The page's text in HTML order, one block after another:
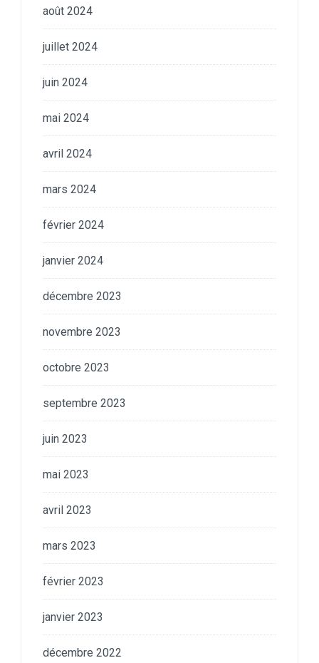
août 2024
juillet 2024
juin 2024
mai 2024
avril 2024
mars 2024
février 2024
janvier 2024
décembre 2023
novembre 2023
octobre 2023
septembre 2023
juin 2023
mai 2023
avril 2023
mars 2023
février 2023
janvier 2023
décembre 2022